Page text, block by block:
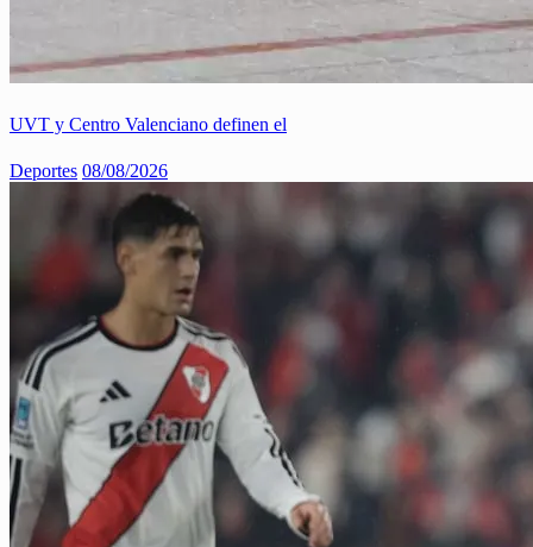
UVT y Centro Valenciano definen el
Deportes 08/08/2026